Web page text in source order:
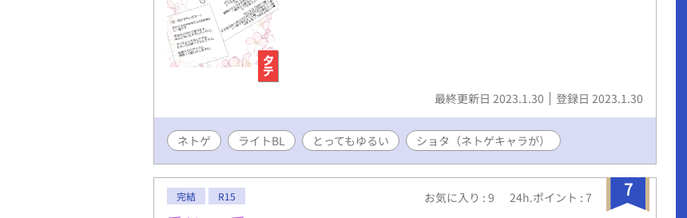
最終更新日 2023.1.30 登録日 2023.1.30
ネトゲ ライトBL とってもゆるい ショタ（ネトゲキャラが）
7
完結 R15 お気に入り : 9 24h.ポイント : 7